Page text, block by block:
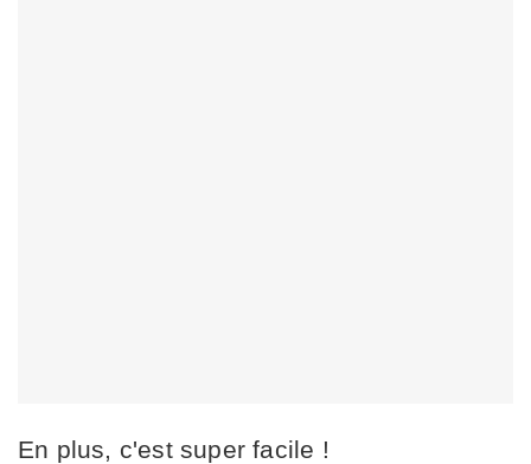
En plus, c'est super facile !